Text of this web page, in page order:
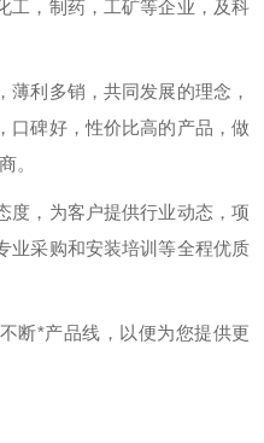
工，制药，工矿等企业，及科
利多销，共同发展的理念，
口碑好，性价比高的产品，做
。
度，为客户提供行业动态，项
业采购和安装培训等全程优质
断*产品线，以便为您提供更